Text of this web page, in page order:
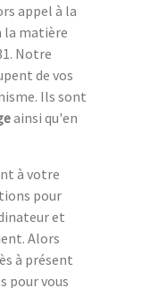
appel à la
la matière
Notre
de vos
Ils sont
ainsi qu'en
à votre
pour
et
Alors
à présent
pour vous